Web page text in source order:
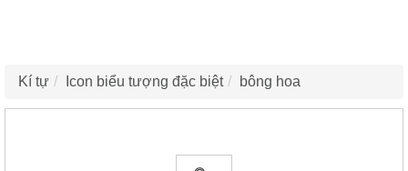
Kí tự Icon biểu tượng đặc biệt bông hoa